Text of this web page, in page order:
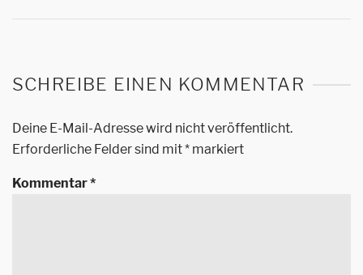
SCHREIBE EINEN KOMMENTAR
Deine E-Mail-Adresse wird nicht veröffentlicht.
Erforderliche Felder sind mit* markiert
Kommentar*